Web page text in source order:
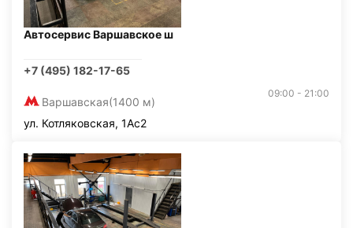
Автосервис Варшавское ш
+7 (495) 182-17-65
Варшавская(1400 м)
09:00 - 21:00
ул. Котляковская, 1Ас2